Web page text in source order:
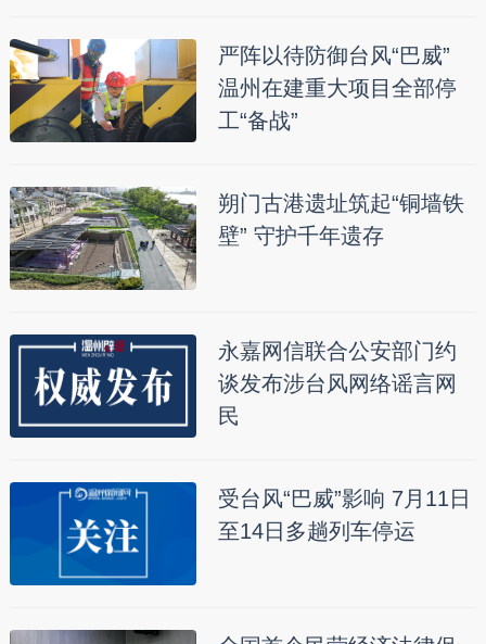
严阵以待防御台风“巴威”
温州在建重大项目全部停
工“备战”
朔门古港遗址筑起“铜墙铁
壁” 守护千年遗存
永嘉网信联合公安部门约
谈发布涉台风网络谣言网
民
受台风“巴威”影响 7月11日
至14日多趟列车停运